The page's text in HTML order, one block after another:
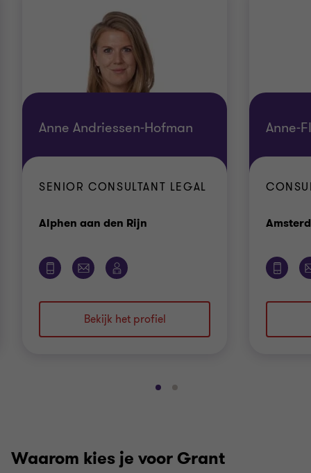
Anne Andriessen-Hofman
SENIOR CONSULTANT LEGAL
Alphen aan den Rijn
Bekijk het profiel
Anne-
Ga
van
Ga
van
Waarom kies je voor Grant